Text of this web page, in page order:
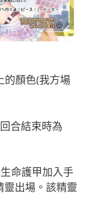
的顏色(我方場
合結束時為
命護甲加入手
出場。該精靈